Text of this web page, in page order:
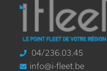
PAGE
04/236.03.45
info@i-fleet.be